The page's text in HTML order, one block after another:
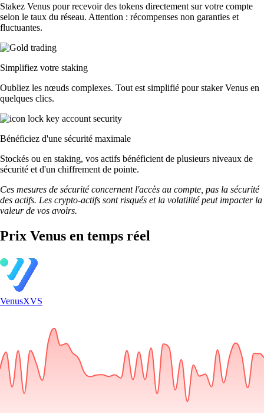
Stakez Venus pour recevoir des tokens directement sur votre compte
selon le taux du réseau. Attention : récompenses non garanties et
fluctuantes.
Simplifiez votre staking
Oubliez les nœuds complexes. Tout est simplifié pour staker Venus en
quelques clics.
Bénéficiez d'une sécurité maximale
Stockés ou en staking, vos actifs bénéficient de plusieurs niveaux de
sécurité et d'un chiffrement de pointe.
Ces mesures de sécurité concernent l'accès au compte, pas la sécurité
des actifs. Les crypto-actifs sont risqués et la volatilité peut impacter la
valeur de vos avoirs.
Prix Venus en temps réel
VenusXVS